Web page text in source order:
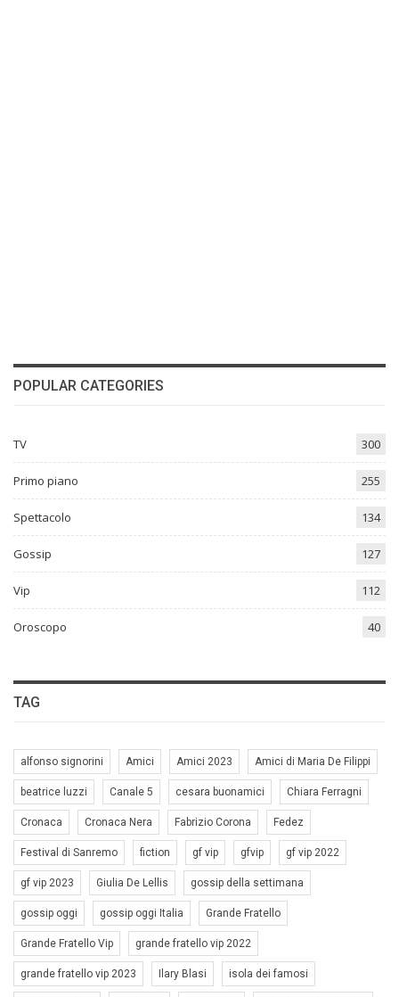
POPULAR CATEGORIES
TV 300
Primo piano 255
Spettacolo 134
Gossip 127
Vip 112
Oroscopo 40
TAG
alfonso signorini Amici Amici 2023 Amici di Maria De Filippi
beatrice luzzi Canale 5 cesara buonamici Chiara Ferragni
Cronaca Cronaca Nera Fabrizio Corona Fedez
Festival di Sanremo fiction gf vip gfvip gf vip 2022
gf vip 2023 Giulia De Lellis gossip della settimana
gossip oggi gossip oggi Italia Grande Fratello
Grande Fratello Vip grande fratello vip 2022
grande fratello vip 2023 Ilary Blasi isola dei famosi